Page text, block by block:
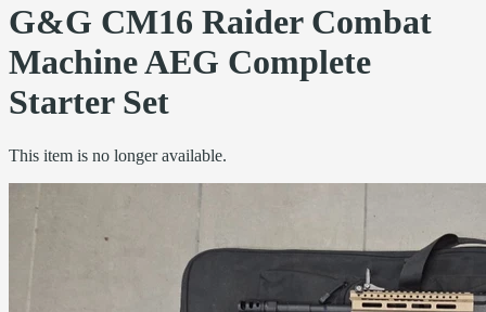
G&G CM16 Raider Combat
Machine AEG Complete
Starter Set
This item is no longer available.